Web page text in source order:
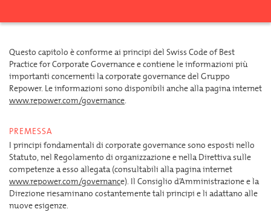
Questo capitolo è conforme ai principi del Swiss Code of Best
Practice for Corporate Governance e contiene le informazioni più
importanti concernenti la corporate governance del Gruppo
Repower. Le informazioni sono disponibili anche alla pagina internet
www.repower.com/governance.
PREMESSA
I principi fondamentali di corporate governance sono esposti nello
Statuto, nel Regolamento di organizzazione e nella Direttiva sulle
competenze a esso allegata (consultabili alla pagina internet
www.repower.com/governance). Il Consiglio d’Amministrazione e la
Direzione riesaminano costantemente tali principi e li adattano alle
nuove esigenze.